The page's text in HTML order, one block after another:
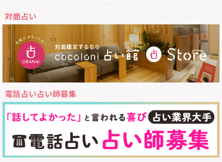
対面占い
電話占い占い師募集